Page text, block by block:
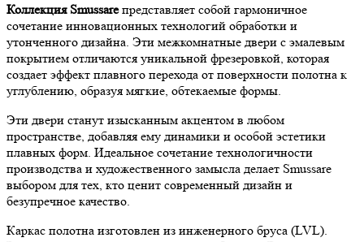
Коллекция Smussareпредставляет собой гармоничное
сочетание инновационных технологий обработки и
утонченного дизайна. Эти межкомнатные двери с эмалевым
покрытием отличаются уникальной фрезеровкой, которая
создает эффект плавного перехода от поверхности полотна к
углублению, образуя мягкие, обтекаемые формы.
Эти двери станут изысканным акцентом в любом
пространстве, добавляя ему динамики и особой эстетики
плавных форм. Идеальное сочетание технологичности
производства и художественного замысла делает Smussare
выбором для тех, кто ценит современный дизайн и
безупречное качество.
Каркас полотна изготовлен из инженерного бруса (LVL).